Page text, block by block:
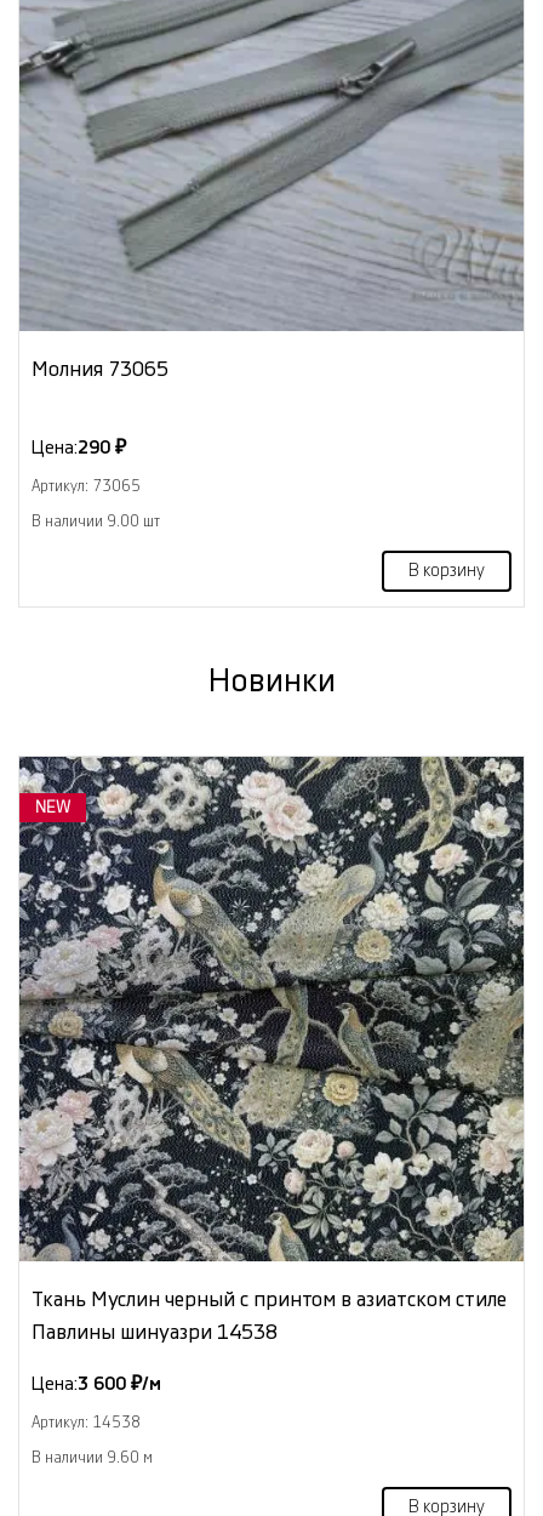
Молния 73065
Цена:290 ₽
Артикул: 73065
В наличии 9.00 шт
В корзину
Новинки
NEW
Ткань Муслин черный с принтом в азиатском стиле
Павлины шинуазри 14538
Цена:3 600 ₽/м
Артикул: 14538
В наличии 9.60 м
В корзину